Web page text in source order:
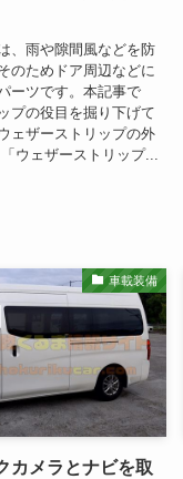
、雨や隙間風などを防
のためドア周辺などに
ーツです。本記事で
プの役目を掘り下げて
ェザーストリップの外
ウェザーストリップ...
車載装備
カメラとナビを取